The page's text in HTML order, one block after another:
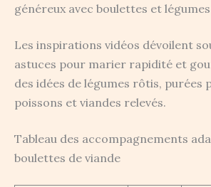
généreux avec boulettes et
Les inspirations vidéos dévoilent
astuces pour marier rapidité et
des idées de légumes rôtis, purées
poissons et viandes relevés.
Tableau des accompagnements
boulettes de viande